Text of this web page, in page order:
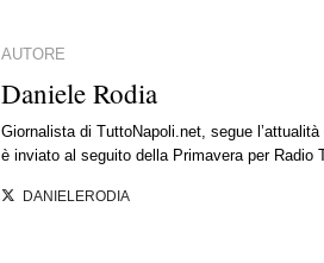
AUTORE
Daniele Rodia
Giornalista di TuttoNapoli.net, segue
è inviato al seguito della Primavera per Radio
DANIELERODIA